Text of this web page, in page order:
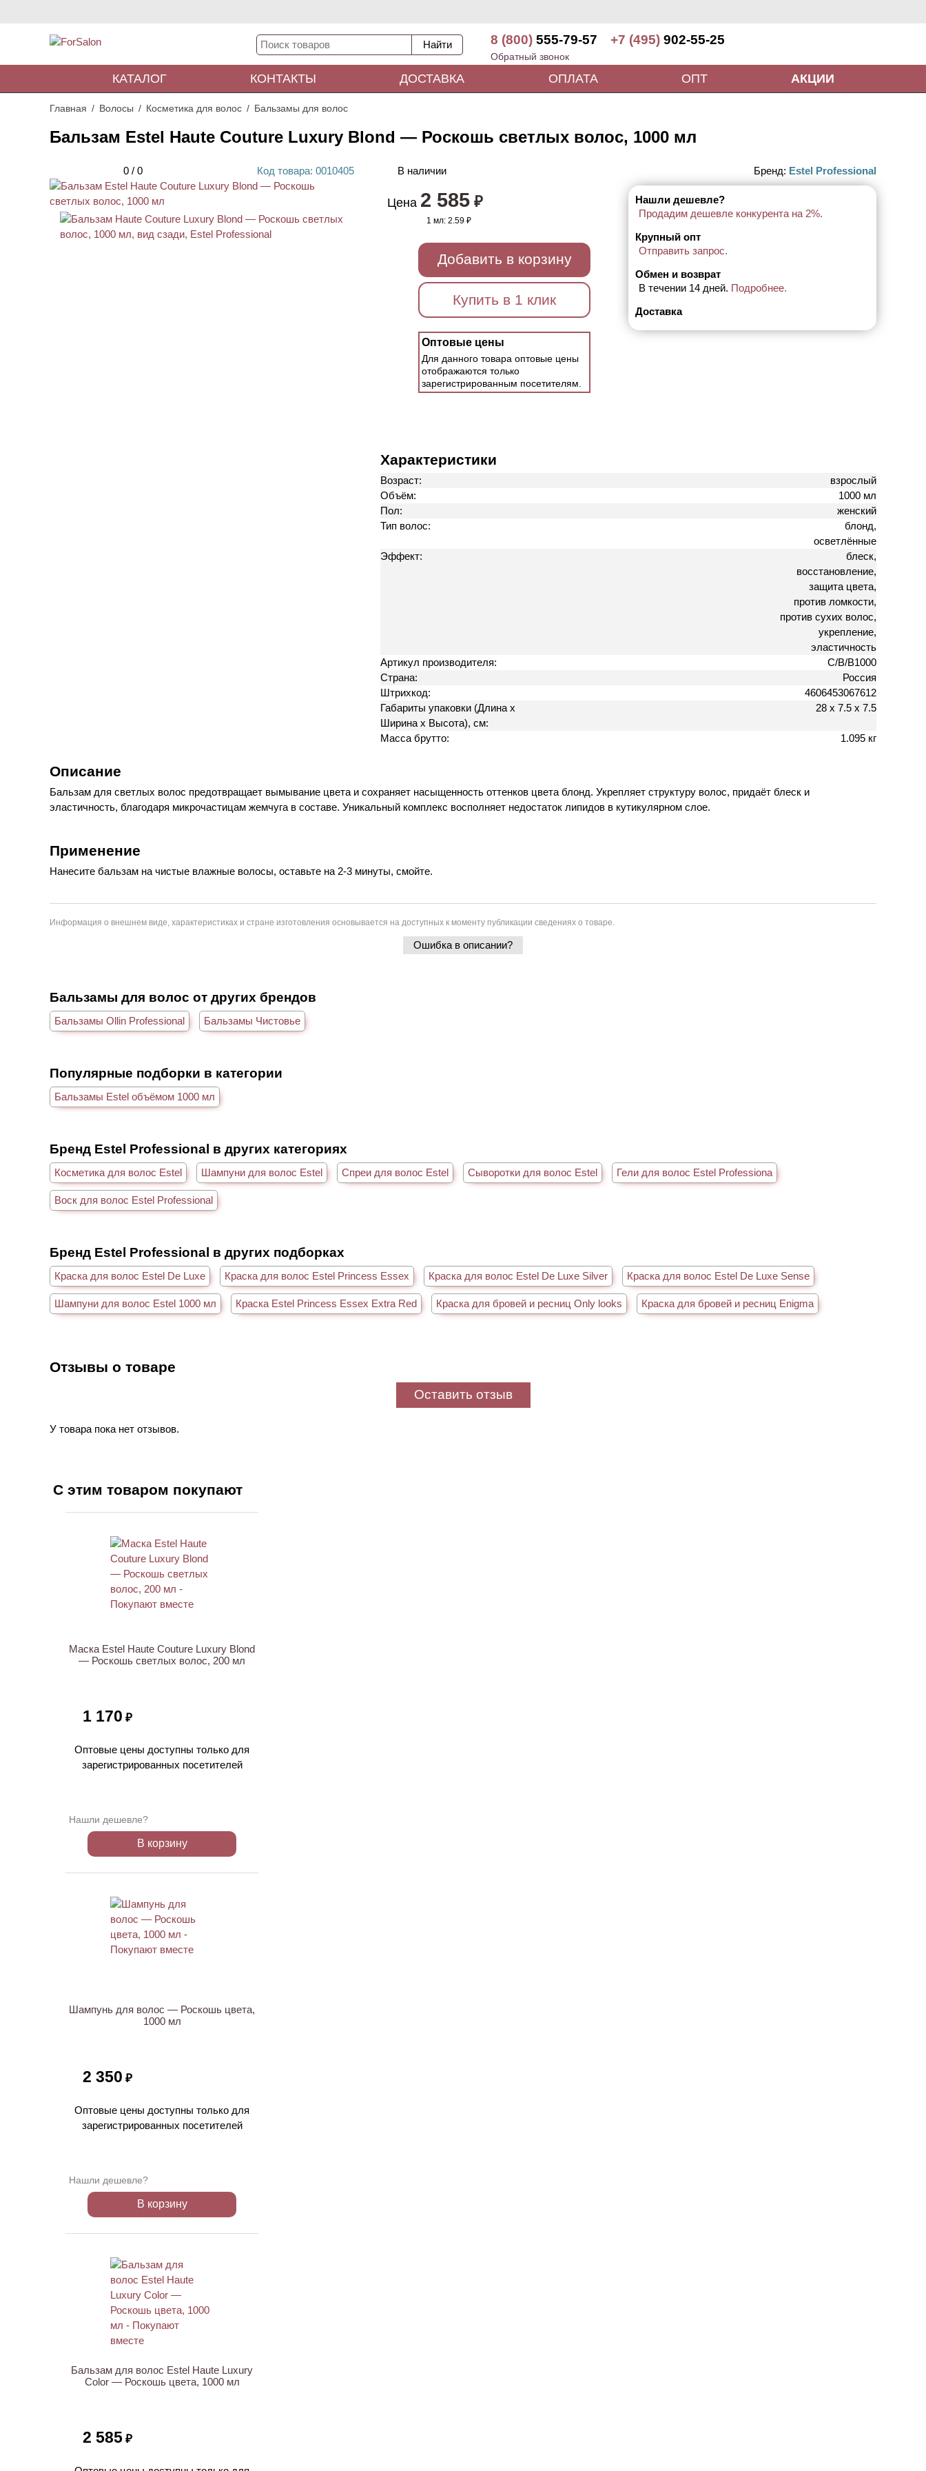
8 (800) 555-79-57 +7 (495) 902-55-25
Обратный звонок
КАТАЛОГ КОНТАКТЫ ДОСТАВКА ОПЛАТА ОПТ АКЦИИ
Главная Волосы Косметика для волос Бальзамы для волос
Бальзам Estel Haute Couture Luxury Blond — Роскошь светлых волос, 1000 мл
0 / 0 Код товара: 0010405 В наличии Бренд: Estel Professional
Цена 2 585 ₽
1 мл: 2.59 ₽
Добавить в корзину
Купить в 1 клик
Оптовые цены
Для данного товара оптовые цены
отображаются только
зарегистрированным посетителям.
Нашли дешевле?
Продадим дешевле конкурента на 2%.
Крупный опт
Отправить запрос.
Обмен и возврат
В течении 14 дней. Подробнее.
Доставка
Характеристики
Возраст:
взрослый
Объём:
1000 мл
Пол:
женский
Тип волос:
блонд,
осветлённые
Эффект:
блеск,
восстановление,
защита цвета,
против ломкости,
против сухих волос,
укрепление,
эластичность
Артикул производителя:
C/B/B1000
Страна:
Россия
Штрихкод:
4606453067612
Габариты упаковки (Длина х
Ширина х Высота), см:
28 х 7.5 х 7.5
Масса брутто: 1.095 кг
Описание
Бальзам для светлых волос предотвращает вымывание цвета и сохраняет насыщенность оттенков цвета блонд. Укрепляет структуру волос, придаёт блеск и
эластичность, благодаря микрочастицам жемчуга в составе. Уникальный комплекс восполняет недостаток липидов в кутикулярном слое.
Применение
Нанесите бальзам на чистые влажные волосы, оставьте на 2-3 минуты, смойте.
Информация о внешнем виде, характеристиках и стране изготовления основывается на доступных к моменту публикации сведениях о товаре.
Ошибка в описании?
Бальзамы для волос от других брендов
Бальзамы Ollin Professional Бальзамы Чистовье
Популярные подборки в категории
Бальзамы Estel объёмом 1000 мл
Бренд Estel Professional в других категориях
Косметика для волос Estel Шампуни для волос Estel Спреи для волос Estel Сыворотки для волос Estel Гели для волос Estel Professiona
Воск для волос Estel Professional
Бренд Estel Professional в других подборках
Краска для волос Estel De Luxe Краска для волос Estel Princess Essex Краска для волос Estel De Luxe Silver Краска для волос Estel De Luxe Sense
Шампуни для волос Estel 1000 мл Краска Estel Princess Essex Extra Red Краска для бровей и ресниц Only looks Краска для бровей и ресниц Enigma
Отзывы о товаре
Оставить отзыв
У товара пока нет отзывов.
С этим товаром покупают
Маска Estel Haute Couture Luxury Blond
— Роскошь светлых волос, 200 мл
1 170 ₽
Оптовые цены доступны только для
зарегистрированных посетителей
Нашли дешевле?
В корзину
Шампунь для волос — Роскошь цвета,
1000 мл
2 350 ₽
Оптовые цены доступны только для
зарегистрированных посетителей
Нашли дешевле?
В корзину
Бальзам для волос Estel Haute Luxury
Color — Роскошь цвета, 1000 мл
2 585 ₽